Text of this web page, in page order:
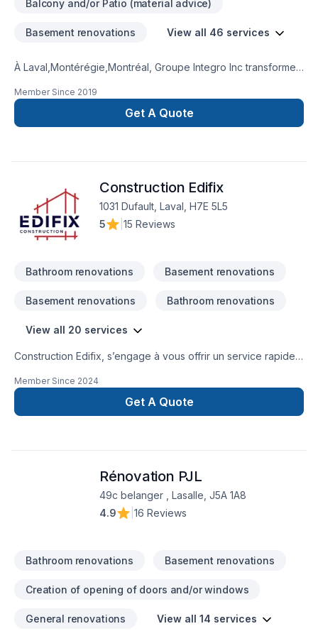
Balcony and/or Patio (material advice)
Basement renovations View all 46 services
À Laval,Montérégie,Montréal, Groupe Integro Inc transforme
unique dans le domaine de Adaptation dom.,
Agrandissement, Après-sinistre, Béton, Commercial, Crépis,
Cuisine, Drain français, Excavation, Fissures, Garage,
Transport. Nous privilégions la transparence, l'écoute et
l'efficacité pour bâtir des relations de confiance avec nos
clients. Nous sommes impatients de collaborer avec vous
pour concrétiser votre projet.
Member Since 2019
Get A Quote
Construction Edifix
1031 Dufault, Laval, H7E 5L5
5
15 Reviews
Bathroom renovations Basement renovations
Basement renovations Bathroom renovations
View all 20 services
Construction Edifix, s’engage à vous offrir un service rapide,
équipes multidisciplinaires passionnées d’immobilier pour
réaliser vos projets, que ce soit pour des rénovations
majeures, la métamorphose d’une pièce ou un simple
Member Since 2024
Get A Quote
Rénovation PJL
49c belanger , Lasalle, J5A 1A8
4.9
16 Reviews
Bathroom renovations Basement renovations
Creation of opening of doors and/or windows
General renovations View all 14 services